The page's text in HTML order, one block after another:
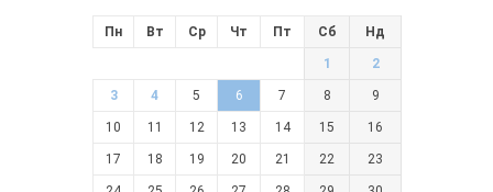
Пн Вт Ср Чт Пт Сб Нд
1 2
3 4 5 6 7 8 9
10 11 12 13 14 15 16
17 18 19 20 21 22 23